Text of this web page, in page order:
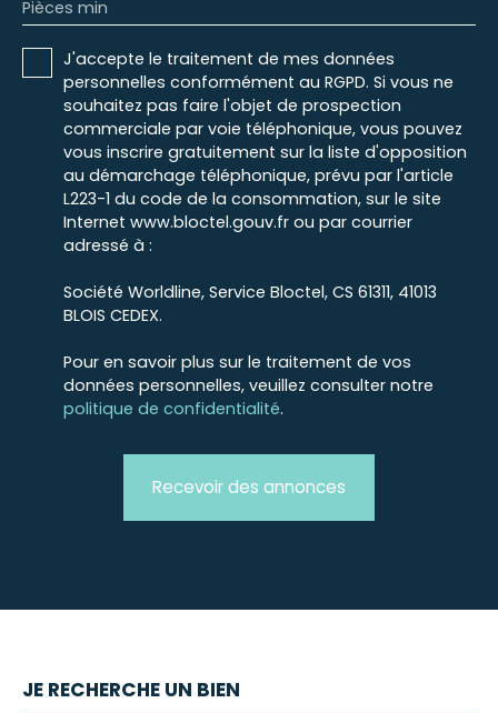
Pièces min
J'accepte le traitement de mes données
personnelles conformément au RGPD. Si vous ne
souhaitez pas faire l'objet de prospection
commerciale par voie téléphonique, vous pouvez
vous inscrire gratuitement sur la liste d'opposition
au démarchage téléphonique, prévu par l'article
L223-1 du code de la consommation, sur le site
Internet www.bloctel.gouv.fr ou par courrier
adressé à :
Société Worldline, Service Bloctel, CS 61311, 41013
BLOIS CEDEX.
Pour en savoir plus sur le traitement de vos
données personnelles, veuillez consulter notre
politique de confidentialité.
Recevoir des annonces
JE RECHERCHE UN BIEN